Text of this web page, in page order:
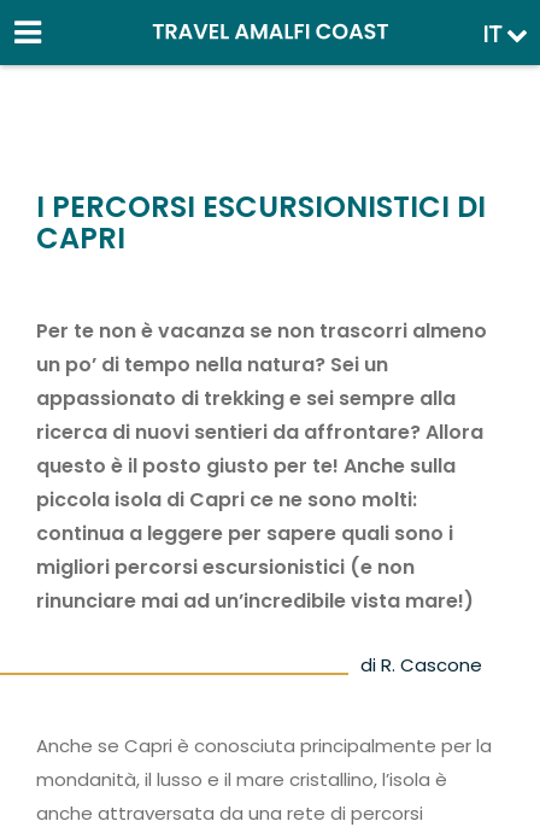
IT
I PERCORSI ESCURSIONISTICI DI
CAPRI
Per te non è vacanza se non trascorri almeno
un po’ di tempo nella natura? Sei un
appassionato di trekking e sei sempre alla
ricerca di nuovi sentieri da affrontare? Allora
questo è il posto giusto per te! Anche sulla
piccola isola di Capri ce ne sono molti:
continua a leggere per sapere quali sono i
migliori percorsi escursionistici (e non
rinunciare mai ad un’incredibile vista mare!)
di R. Cascone
Anche se Capri è conosciuta principalmente per la
mondanità, il lusso e il mare cristallino, l’isola è
anche attraversata da una rete di percorsi